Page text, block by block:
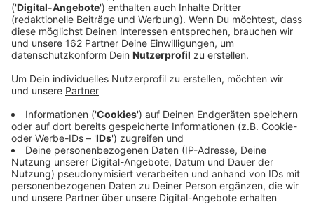
"Another Place" haben die Briten dann auch in der
Setlist gehabt. Der Song war von Anfang an als Duett
geplant so Sänger Dan Smith. "Ich wollte, dass die
Geschichte aus zwei Perspektiven erzählt wird.
Duette Machen wire her selten aber wir sind große
Fans von Alessia – ihrer Stimme und ihrer Art Songs zu
schreiben. Ich finde, sie wertet den Song nochmal
richtig auf." Fündig wurde die Band dann bei der
Kanadierin Alessia Cara. Das Ergebnis ab sofort im
besten Mix.